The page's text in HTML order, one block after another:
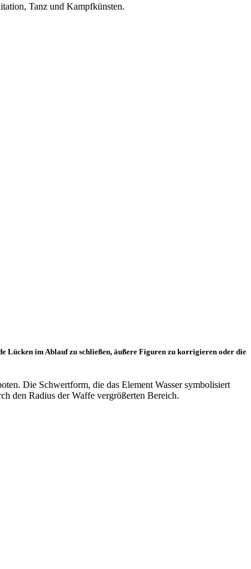
Tanz und Kampfkünsten.
Lücken im Ablauf zu schließen, äußere Figuren zu korrigieren oder die
Die Schwertform, die das Element Wasser symbolisiert
den Radius der Waffe vergrößerten Bereich.